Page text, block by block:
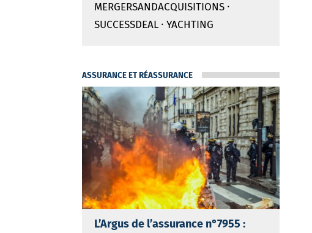
MERGERSANDACQUISITIONS ·
SUCCESSDEAL ·YACHTING
ASSURANCE ET RÉASSURANCE
L’Argus de l’assurance n°7955 :